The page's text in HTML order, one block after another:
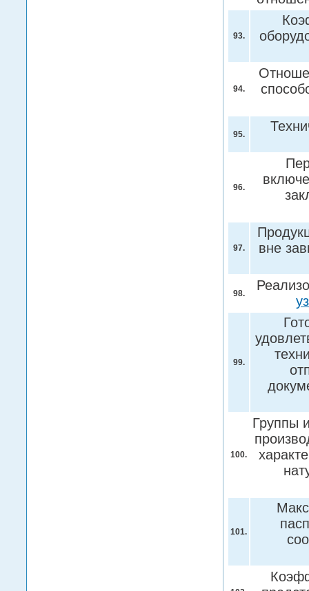
93.
94.
95.
96.
97.
вне
98.
99.
100.
Группы
101.